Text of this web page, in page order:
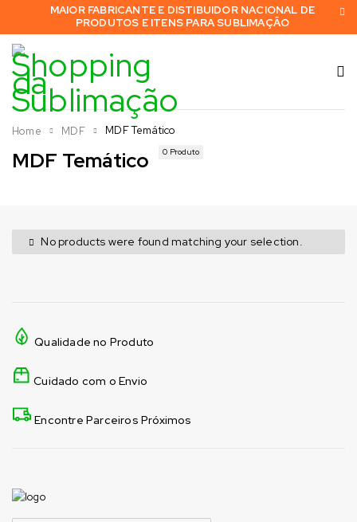
MAIOR FABRICANTE E DISTIBUIDOR NACIONAL DE
PRODUTOS E ITENS PARA SUBLIMAÇÃO
MDF Temático 0 Produto
Home MDF MDF Temático
No products were found matching your selection.
Qualidade no Produto
Cuidado com o Envio
Encontre Parceiros Próximos